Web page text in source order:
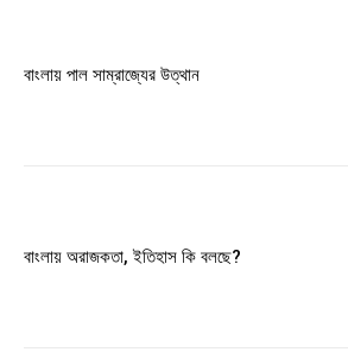
বাংলায় পাল সাম্রাজ্যের উত্থান
বাংলায় অরাজকতা, ইতিহাস কি বলছে?